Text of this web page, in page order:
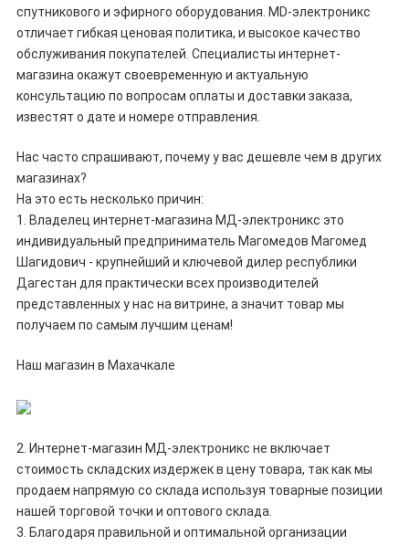
спутникового и эфирного оборудования. MD-электроникс
отличает гибкая ценовая политика, и высокое качество
обслуживания покупателей. Специалисты интернет-
магазина окажут своевременную и актуальную
консультацию по вопросам оплаты и доставки заказа,
известят о дате и номере отправления.
Нас часто спрашивают, почему у вас дешевле чем в других
магазинах?
На это есть несколько причин:
1. Владелец интернет-магазина МД-электроникс это
индивидуальный предприниматель Магомедов Магомед
Шагидович - крупнейший и ключевой дилер республики
Дагестан для практически всех производителей
представленных у нас на витрине, а значит товар мы
получаем по самым лучшим ценам!
Наш магазин в Махачкале
2. Интернет-магазин МД-электроникс не включает
стоимость складских издержек в цену товара, так как мы
продаем напрямую со склада используя товарные позиции
нашей торговой точки и оптового склада.
3. Благодаря правильной и оптимальной организации